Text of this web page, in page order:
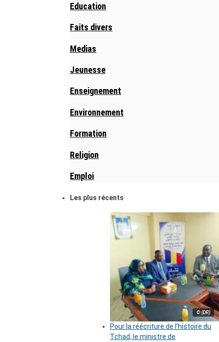
Education
Faits divers
Medias
Jeunesse
Enseignement
Environnement
Formation
Religion
Emploi
Les plus récents
© (DR)
Pour la réécriture de l’histoire du
Tchad, le ministre de